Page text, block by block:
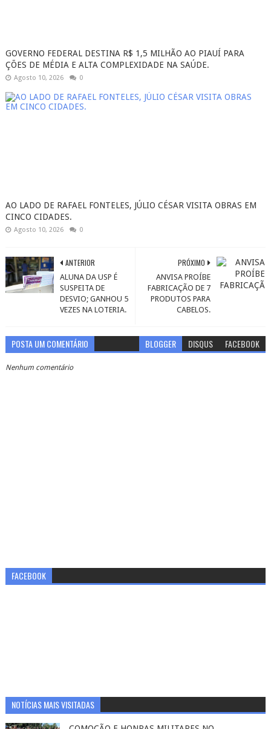
GOVERNO FEDERAL DESTINA R$ 1,5 MILHÃO AO PIAUÍ PARA
ÇÕES DE MÉDIA E ALTA COMPLEXIDADE NA SAÚDE.
Agosto 10, 2026 0
AO LADO DE RAFAEL FONTELES, JÚLIO CÉSAR VISITA OBRAS EM
CINCO CIDADES.
Agosto 10, 2026 0
PRÓXIMO
ANVISA PROÍBE
FABRICAÇÃO DE 7
PRODUTOS PARA
CABELOS.
ANTERIOR
ALUNA DA USP É
SUSPEITA DE
DESVIO; GANHOU 5
VEZES NA LOTERIA.
POSTA UM COMENTÁRIO BLOGGER DISQUS FACEBOOK
Nenhum comentário
FACEBOOK
NOTÍCIAS MAIS VISITADAS